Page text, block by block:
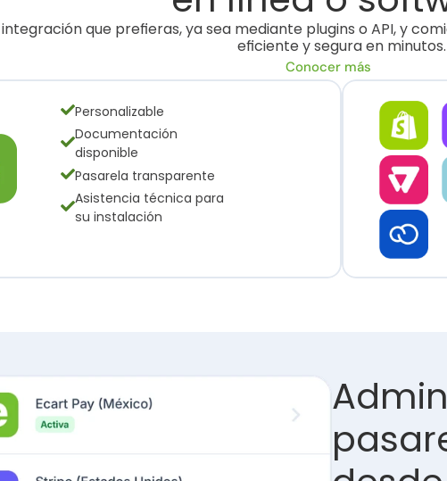
integración que prefieras, ya sea mediante plugins o API, y
eficiente y segura en minutos.
Conocer más
Personalizable
Documentación
disponible
Pasarela transparente
Asistencia técnica para
su instalación